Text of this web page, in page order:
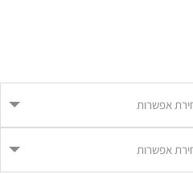
אפשרות
אפשרות